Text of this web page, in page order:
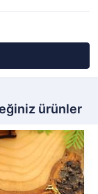
ürünler